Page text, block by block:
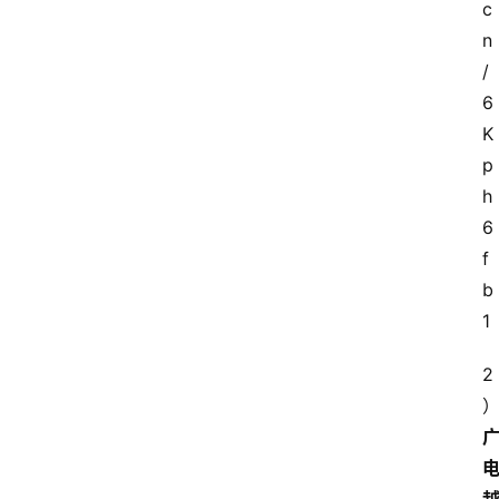
c
n
/
6
K
p
h
6
f
b
1
2
）
广
电